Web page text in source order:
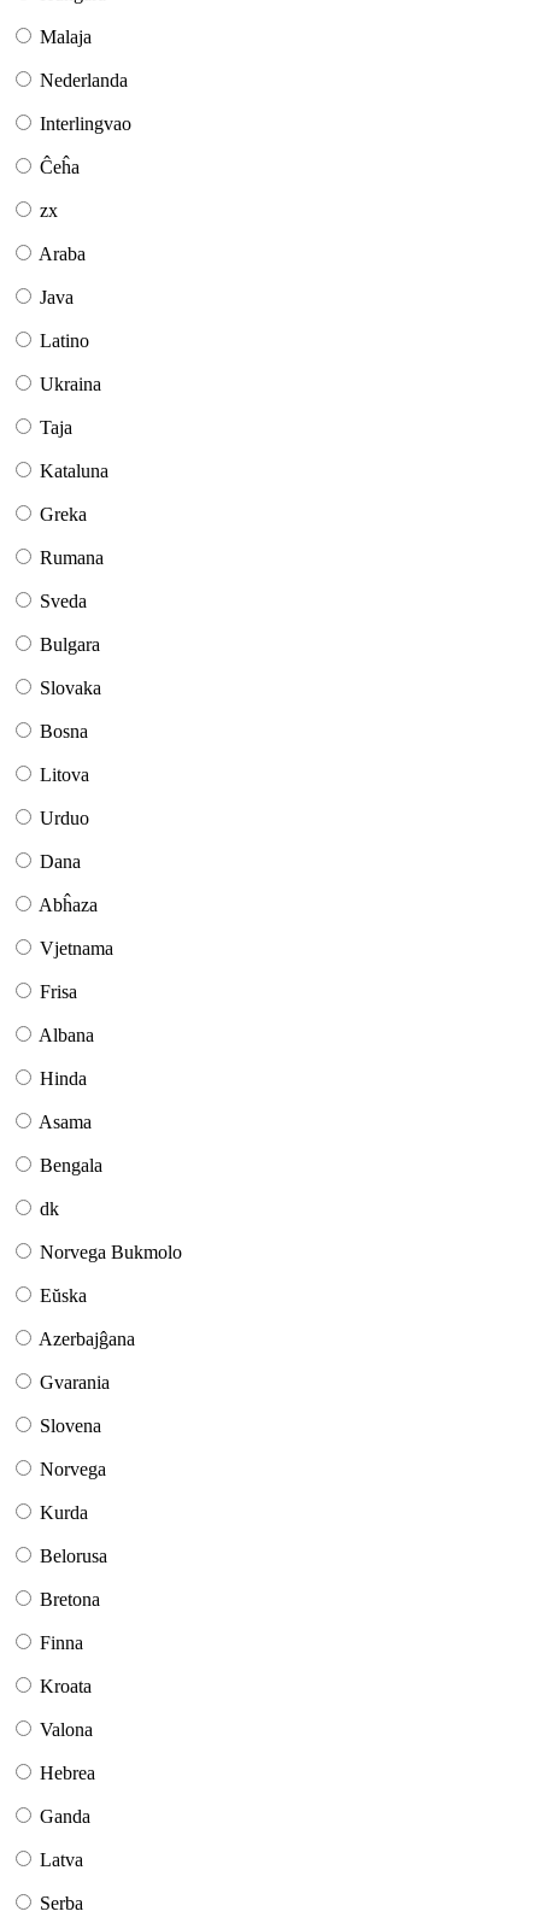
Malaja
Nederlanda
Interlingvao
Ĉeĥa
zx
Araba
Java
Latino
Ukraina
Taja
Kataluna
Greka
Rumana
Sveda
Bulgara
Slovaka
Bosna
Litova
Urduo
Dana
Abĥaza
Vjetnama
Frisa
Albana
Hinda
Asama
Bengala
dk
Norvega Bukmolo
Eŭska
Azerbajĝana
Gvarania
Slovena
Norvega
Kurda
Belorusa
Bretona
Finna
Kroata
Valona
Hebrea
Ganda
Latva
Serba